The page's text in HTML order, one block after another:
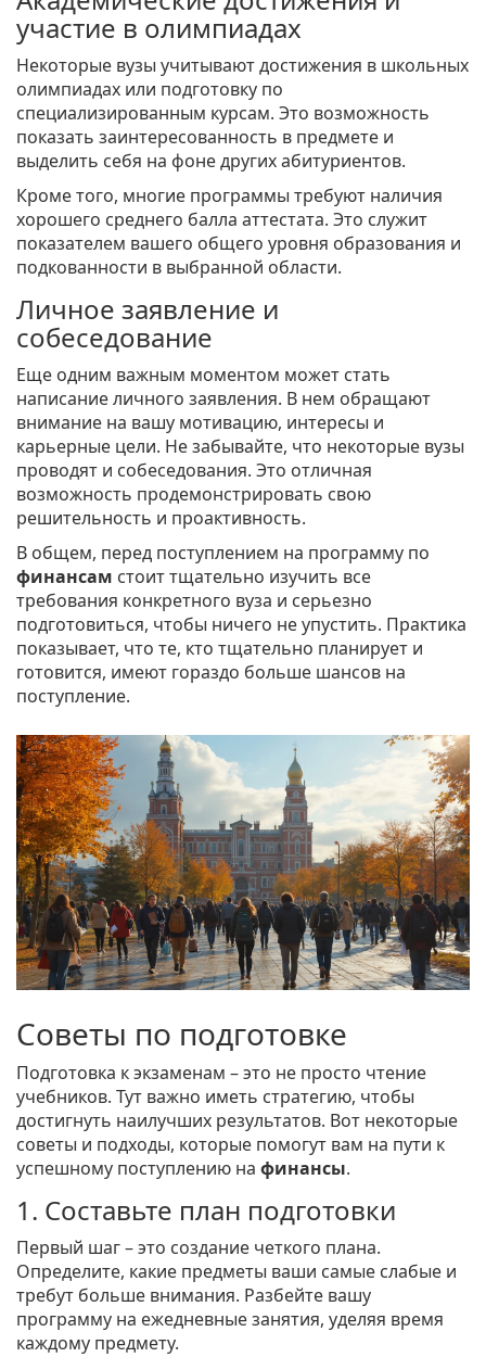
участие в олимпиадах
Некоторые вузы учитывают достижения в школьных
олимпиадах или подготовку по
специализированным курсам. Это возможность
показать заинтересованность в предмете и
выделить себя на фоне других абитуриентов.
Кроме того, многие программы требуют наличия
хорошего среднего балла аттестата. Это служит
показателем вашего общего уровня образования и
подкованности в выбранной области.
Личное заявление и
собеседование
Еще одним важным моментом может стать
написание личного заявления. В нем обращают
внимание на вашу мотивацию, интересы и
карьерные цели. Не забывайте, что некоторые вузы
проводят и собеседования. Это отличная
возможность продемонстрировать свою
решительность и проактивность.
В общем, перед поступлением на программу по
финансам стоит тщательно изучить все
требования конкретного вуза и серьезно
подготовиться, чтобы ничего не упустить. Практика
показывает, что те, кто тщательно планирует и
готовится, имеют гораздо больше шансов на
поступление.
Советы по подготовке
Подготовка к экзаменам – это не просто чтение
учебников. Тут важно иметь стратегию, чтобы
достигнуть наилучших результатов. Вот некоторые
советы и подходы, которые помогут вам на пути к
успешному поступлению на финансы.
1. Составьте план подготовки
Первый шаг – это создание четкого плана.
Определите, какие предметы ваши самые слабые и
требут больше внимания. Разбейте вашу
программу на ежедневные занятия, уделяя время
каждому предмету.